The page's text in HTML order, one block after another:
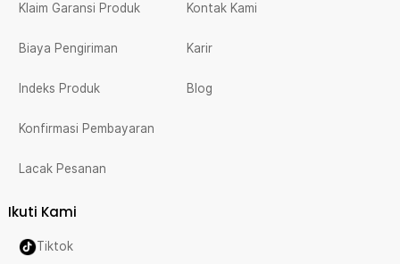
Klaim Garansi Produk
Biaya Pengiriman
Indeks Produk
Konfirmasi Pembayaran
Lacak Pesanan
Kontak Kami
Karir
Blog
Ikuti Kami
Tiktok